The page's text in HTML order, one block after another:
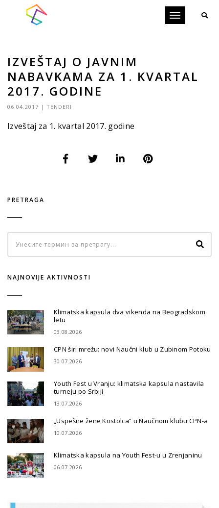
Toggle
IZVEŠTAJ O JAVNIM
NABAVKAMA ZA 1. KVARTAL
2017. GODINE
06.04.2017 | TENDERI
Izveštaj za 1. kvartal 2017. godine
PRETRAGA
NAJNOVIJE AKTIVNOSTI
Klimatska kapsula dva vikenda na Beogradskom
letu
03.08.2026
CPN širi mrežu: novi Naučni klub u Zubinom Potoku
30.07.2026
Youth Fest u Vranju: klimatska kapsula nastavila
turneju po Srbiji
13.07.2026
„Uspešne žene Kostolca“ u Naučnom klubu CPN-a
10.07.2026
Klimatska kapsula na Youth Fest-u u Zrenjaninu
06.07.2026